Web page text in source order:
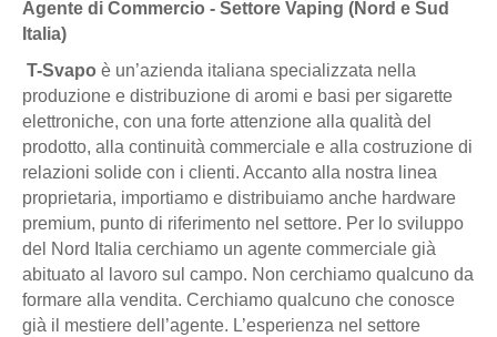
Agente di Commercio - Settore Vaping (Nord e Sud
Italia)
T-Svapo è un’azienda italiana specializzata nella
produzione e distribuzione di aromi e basi per sigarette
elettroniche, con una forte attenzione alla qualità del
prodotto, alla continuità commerciale e alla costruzione di
relazioni solide con i clienti. Accanto alla nostra linea
proprietaria, importiamo e distribuiamo anche hardware
premium, punto di riferimento nel settore. Per lo sviluppo
del Nord Italia cerchiamo un agente commerciale già
abituato al lavoro sul campo. Non cerchiamo qualcuno da
formare alla vendita. Cerchiamo qualcuno che conosce
già il mestiere dell’agente. L’esperienza nel settore